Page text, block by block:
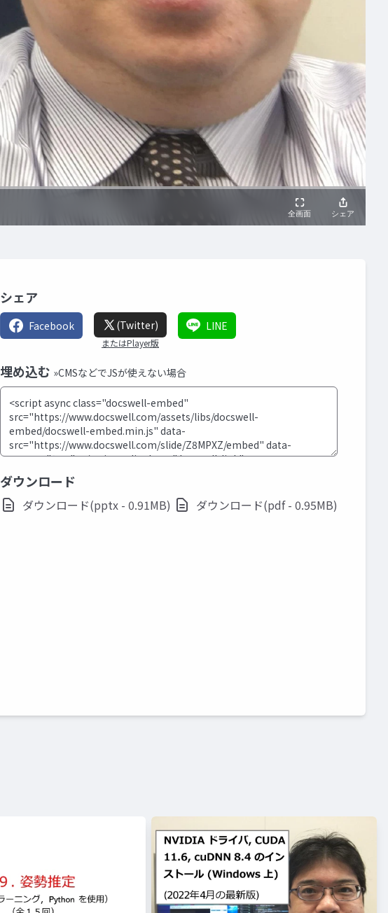
シェア
Facebook (Twitter)
またはPlayer版
LINE
埋め込む »CMSなどでJSが使えない場合
ダウンロード
ダウンロード(pptx - 0.91MB) ダウンロード(pdf - 0.95MB)